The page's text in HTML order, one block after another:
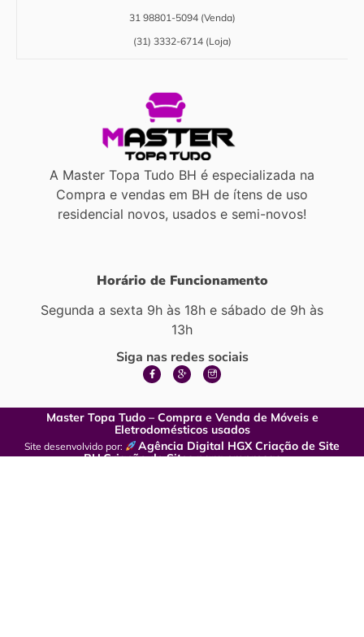
31 98801-5094 (Venda)
(31) 3332-6714 (Loja)
A Master Topa Tudo BH é especializada na
Compra e vendas em BH de ítens de uso
residencial novos, usados e semi-novos!
Horário de Funcionamento
Segunda a sexta 9h às 18h e sábado de 9h às
13h
Siga nas redes sociais
Master Topa Tudo – Compra e Venda de Móveis e
Eletrodomésticos usados
Site desenvolvido por:
Agência Digital HGX Criação de Site
BHCriação de Sites para empresas